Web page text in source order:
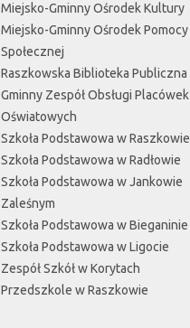
Miejsko-Gminny Ośrodek Kultury
Miejsko-Gminny Ośrodek Pomocy
Społecznej
Raszkowska Biblioteka Publiczna
Gminny Zespół Obsługi Placówek
Oświatowych
Szkoła Podstawowa w Raszkowie
Szkoła Podstawowa w Radłowie
Szkoła Podstawowa w Jankowie
Zaleśnym
Szkoła Podstawowa w Bieganinie
Szkoła Podstawowa w Ligocie
Zespół Szkół w Korytach
Przedszkole w Raszkowie